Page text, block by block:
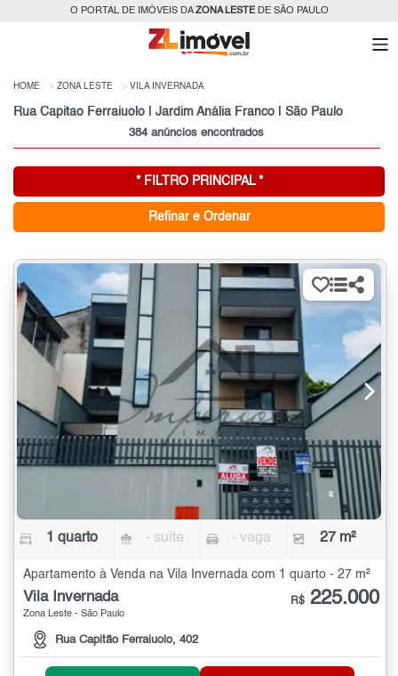
O PORTAL DE IMÓVEIS DAZONA LESTEDE SÃO PAULO
HOME ZONA LESTE VILA INVERNADA
Rua Capitao Ferraiuolo | Jardim Anália Franco | São Paulo
384 anúncios encontrados
* FILTRO PRINCIPAL *
Refinar e Ordenar
1 quarto - suíte - vaga 27 m²
Apartamento à Venda na Vila Invernada com 1 quarto - 27 m²
Vila Invernada
Zona Leste - São Paulo
Rua Capitão Ferraiuolo, 402
R$ 225.000